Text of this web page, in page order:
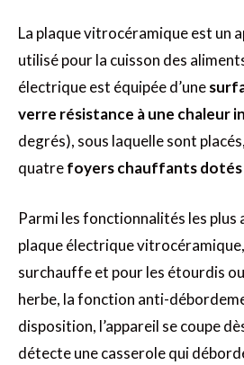
La plaque vitrocéramique est un
utilisé pour la cuisson des
électrique est équipée d’une
verre résistance à une chaleur
degrés), sous laquelle sont
quatrefoyers chauffants dotés
Parmi les fonctionnalités les plus
plaque électrique
surchauffe et pour les étourdis
herbe, la fonction anti-
disposition, l’appareil se coupe
détecte une casserole qui